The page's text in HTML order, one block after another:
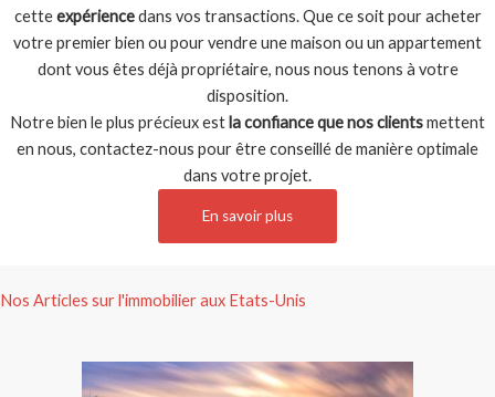
cetteexpériencedans vos transactions. Que ce soit pour acheter
votre premier bien ou pour vendre une maison ou un appartement
dont vous êtes déjà propriétaire, nous nous tenons à votre
disposition.
Notre bien le plus précieux est la confiance que nos clientsmettent
en nous, contactez-nous pour être conseillé de manière optimale
dans votre projet.
En savoir plus
Nos Articles sur l'immobilier aux Etats-Unis